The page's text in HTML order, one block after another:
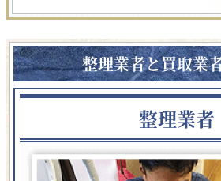
整理業者と買取業
整理業者